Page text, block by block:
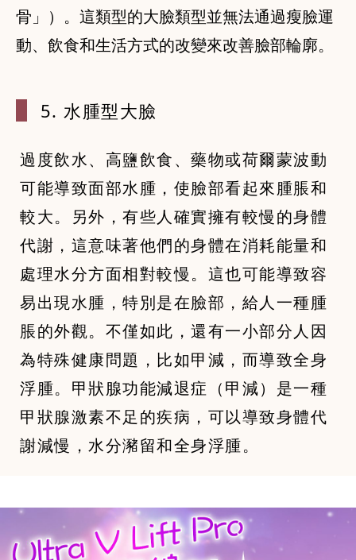
骨」）。這類型的大臉類型並無法通過瘦臉運
動、飲食和生活方式的改變來改善臉部輪廓。
5. 水腫型大臉
過度飲水、高鹽飲食、藥物或荷爾蒙波動
可能導致面部水腫，使臉部看起來腫脹和
較大。另外，有些人確實擁有較慢的身體
代謝，這意味著他們的身體在消耗能量和
處理水分方面相對較慢。這也可能導致容
易出現水腫，特別是在臉部，給人一種腫
脹的外觀。不僅如此，還有一小部分人因
為特殊健康問題，比如甲減，而導致全身
浮腫。甲狀腺功能減退症（甲減）是一種
甲狀腺激素不足的疾病，可以導致身體代
謝減慢，水分瀦留和全身浮腫。